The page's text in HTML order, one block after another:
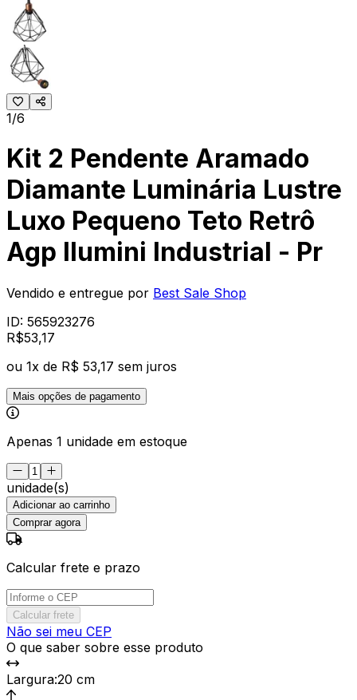
1/6
Kit 2 Pendente Aramado
Diamante Luminária Lustre
Luxo Pequeno Teto Retrô
Agp Ilumini Industrial - Pr
Vendido e entregue por Best Sale Shop
ID: 565923276
R$53,17
ou 1x de R$ 53,17 sem juros
Mais opções de pagamento
Apenas 1 unidade em estoque
unidade(s)
Adicionar ao carrinho
Comprar agora
Calcular frete e prazo
Calcular frete
Não sei meu CEP
O que saber sobre esse produto
Largura:20 cm